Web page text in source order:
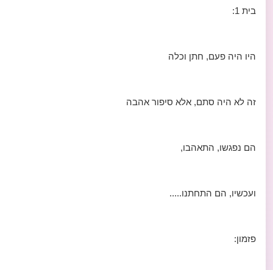
בית 1:
היו היה פעם, חתן וכלה
זה לא היה סתם, אלא סיפור אהבה
הם נפגשו, התאהבו,
ועכשיו, הם התחתנו.....
פזמון: